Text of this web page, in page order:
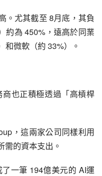
。尤其截至 8月底，其負
約為 450%，遠高於同業
和微軟（約 33%）。
也正積極透過「高槓桿
，這兩家公司同樣利用
需的資本支出。
一筆 194億美元的 AI運